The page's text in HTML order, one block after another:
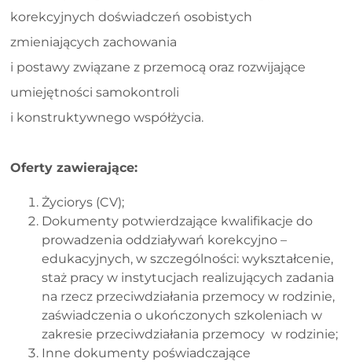
korekcyjnych doświadczeń osobistych
zmieniających zachowania
i postawy związane z przemocą oraz rozwijające
umiejętności samokontroli
i konstruktywnego współżycia.
Oferty zawierające:
Życiorys (CV);
Dokumenty potwierdzające kwalifikacje do
prowadzenia oddziaływań korekcyjno –
edukacyjnych, w szczególności: wykształcenie,
staż pracy w instytucjach realizujących zadania
na rzecz przeciwdziałania przemocy w rodzinie,
zaświadczenia o ukończonych szkoleniach w
zakresie przeciwdziałania przemocy w rodzinie;
Inne dokumenty poświadczające